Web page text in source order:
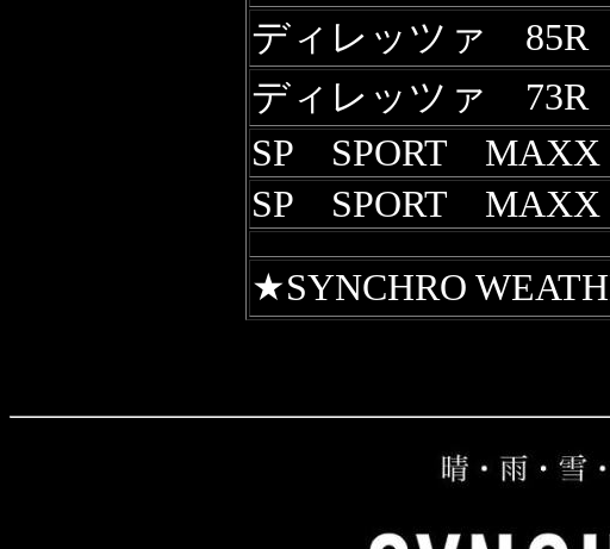
ディレッツァ 85R
ディレッツァ 73R
SP SPORT
SP SPORT
★SYNCHRO